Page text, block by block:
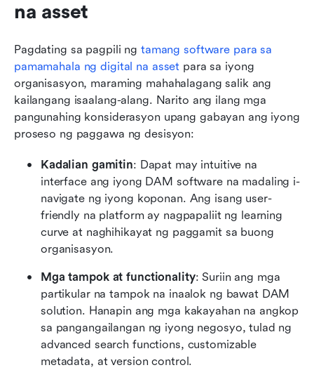
na asset
Pagdating sa pagpili ng tamang software para sa
pamamahala ng digital na asset para sa iyong
organisasyon, maraming mahahalagang salik ang
kailangang isaalang-alang. Narito ang ilang mga
pangunahing konsiderasyon upang gabayan ang iyong
proseso ng paggawa ng desisyon:
Kadalian gamitin: Dapat may intuitive na
interface ang iyong DAM software na madaling i-
navigate ng iyong koponan. Ang isang user-
friendly na platform ay nagpapaliit ng learning
curve at naghihikayat ng paggamit sa buong
organisasyon.
Mga tampok at functionality: Suriin ang mga
partikular na tampok na inaalok ng bawat DAM
solution. Hanapin ang mga kakayahan na angkop
sa pangangailangan ng iyong negosyo, tulad ng
advanced search functions, customizable
metadata, at version control.